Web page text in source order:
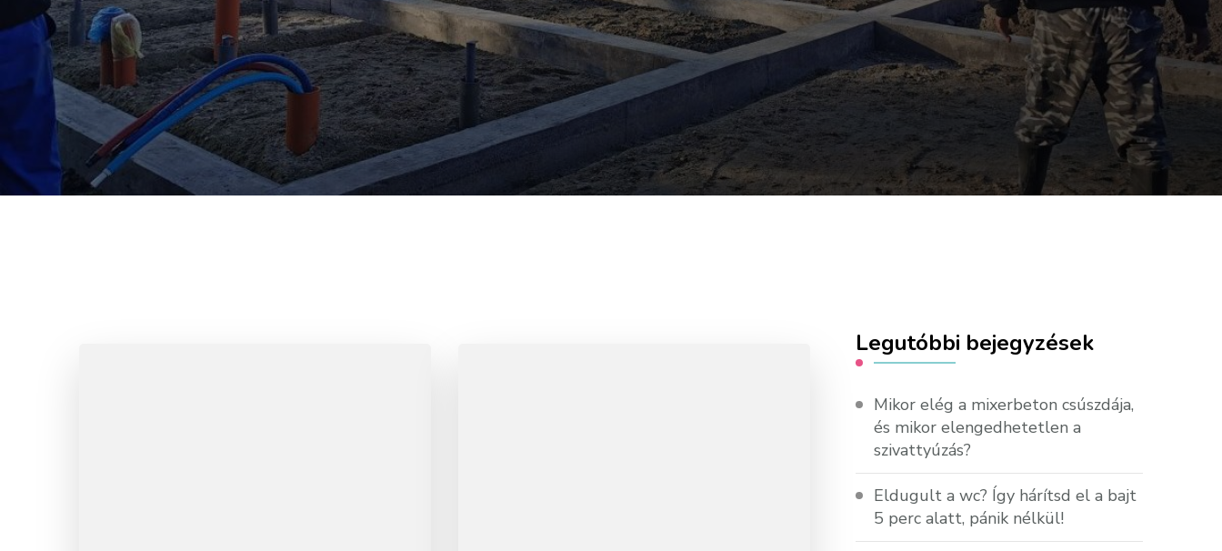
Legutóbbi bejegyzések
Mikor elég a mixerbeton csúszdája,
és mikor elengedhetetlen a
szivattyúzás?
Eldugult a wc? Így hárítsd el a bajt
5 perc alatt, pánik nélkül!